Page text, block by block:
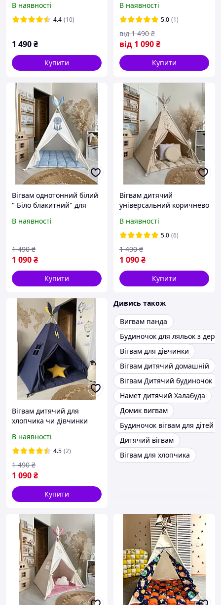
хлопчика. Намет
дитячий, шатро сірий.
В наявності
4.4 (10)
1 490₴
Купити
жовтий бонбон". Палатка,
шатро, будиночок для
ігор синій
В наявності
5.0 (1)
від 1 090₴
від 1 490 ₴
Купити
Вігвам однотонний білий
" Біло блакитний" для
Намет дитячий, шатро .
бонбон бон бон
В наявності
1 090₴
1 490 ₴
Купити
Вігвам дитячий
універсальний коричнево
Беж" в наявності. Намет,
палатка, будиночок для
ігор
В наявності
5.0 (6)
1 090₴
1 490 ₴
Купити
Вігвам дитячий для
хлопчика чи дівчинки
Палатка, шатро,
будиночок для ігор
В наявності
4.5 (2)
1 090₴
1 490 ₴
Купити
Дивись також
Вигвам панда
Будиночок для ляльок з
Вігвам для дівчинки
Вігвам дитячий домашній
Вігвам Дитячий будиночок
Намет дитячий Халабуда
Домик вигвам
Будиночок вігвам для дітей
Дитячий вігвам
Вігвам для хлопчика